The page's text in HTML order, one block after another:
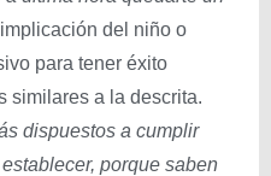
del niño o
para tener éxito
similares a la descrita.
dispuestos a cumplir
porque saben